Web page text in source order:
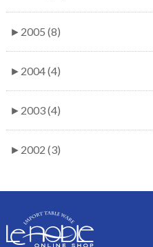
► 2005 (8)
► 2004 (4)
► 2003 (4)
► 2002 (3)